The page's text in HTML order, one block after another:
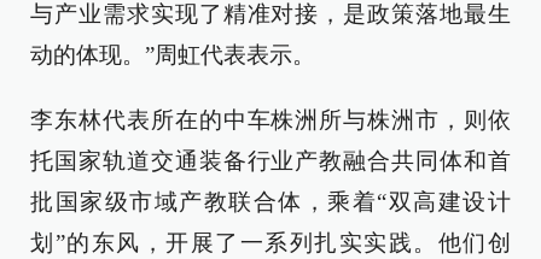
与产业需求实现了精准对接，是政策落地最生
动的体现。”周虹代表表示。
李东林代表所在的中车株洲所与株洲市，则依
托国家轨道交通装备行业产教融合共同体和首
批国家级市域产教联合体，乘着“双高建设计
划”的东风，开展了一系列扎实实践。他们创